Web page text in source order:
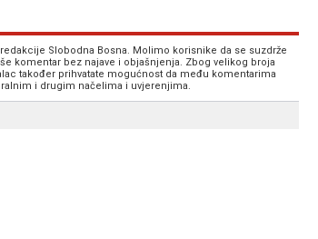
Slobodna Bosna. Molimo korisnike da se suzdrže
komentar bez najave i objašnjenja. Zbog velikog broja
također prihvatate mogućnost da među komentarima
i drugim načelima i uvjerenjima.